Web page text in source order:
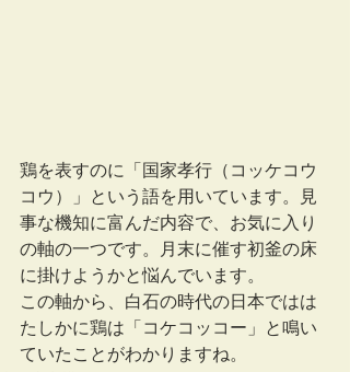
鶏を表すのに「国家孝行（コッケコウ
コウ）」という語を用いています。見
事な機知に富んだ内容で、お気に入り
の軸の一つです。月末に催す初釜の床
に掛けようかと悩んでいます。
この軸から、白石の時代の日本ではは
たしかに鶏は「コケコッコー」と鳴い
ていたことがわかりますね。